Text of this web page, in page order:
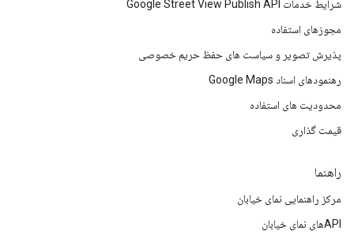
شرایط خدمات Google Street View Publish API
مجوزهای استفاده
پذیرش تصویر و سیاست های حفظ حریم خصوصی
رهنمودهای اسناد Google Maps
محدودیت های استفاده
قیمت گذاری
راهنما
مرکز راهنمایی نمای خیابان
APIهای نمای خیابان